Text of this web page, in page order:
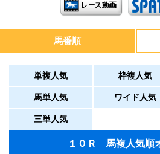
馬番順
単複人気 枠複人気
馬単人気 ワイド人気
三単人気
１０Ｒ 馬複人気